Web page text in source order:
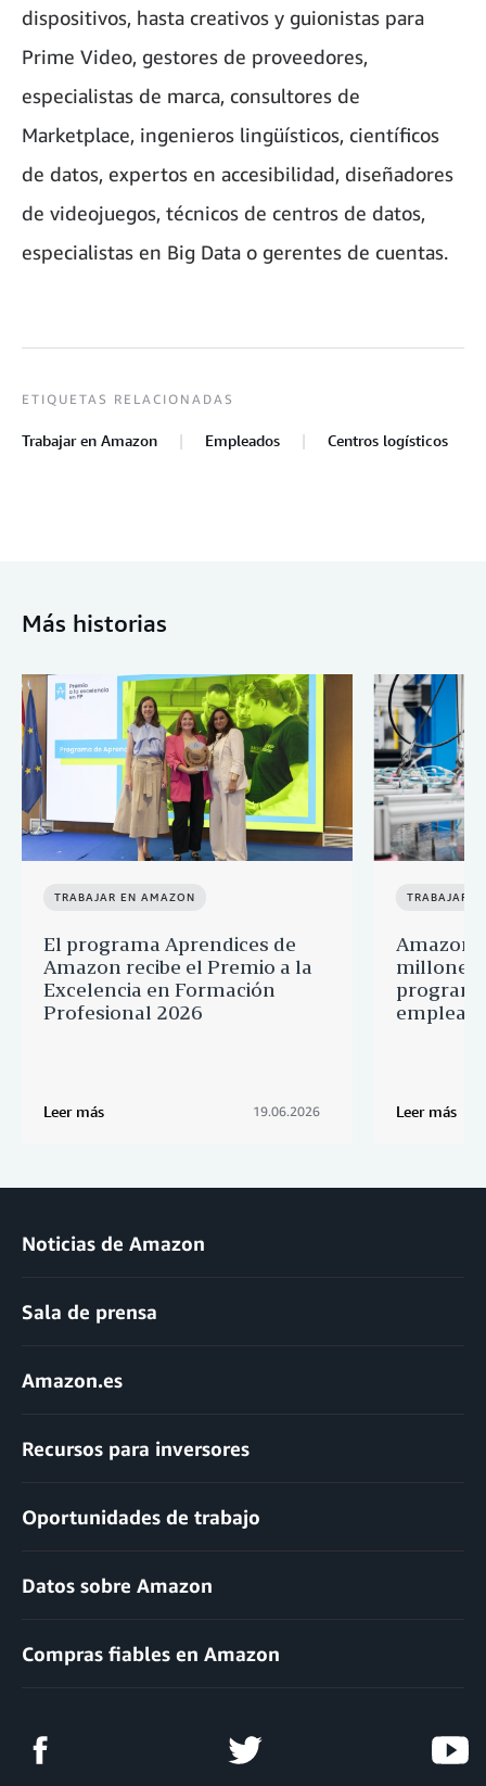
dispositivos, hasta creativos y guionistas para
Prime Video, gestores de proveedores,
especialistas de marca, consultores de
Marketplace, ingenieros lingüísticos, científicos
de datos, expertos en accesibilidad, diseñadores
de videojuegos, técnicos de centros de datos,
especialistas en Big Data o gerentes de cuentas.
ETIQUETAS RELACIONADAS
Trabajar en Amazon Empleados Centros logísticos
Más historias
TRABAJAR EN AMAZON
El programa Aprendices de
Amazon recibe el Premio a la
Excelencia en Formación
Profesional 2026
Leer más 19.06.2026
TRABAJAR
Amazon
millones
Leer más
Noticias de Amazon
Sala de prensa
Amazon.es
Recursos para inversores
Oportunidades de trabajo
Datos sobre Amazon
Compras fiables en Amazon